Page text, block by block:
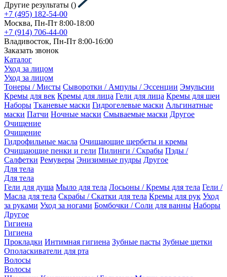
Другие результаты ()
+7 (495) 182-54-00
Москва, Пн-Пт 8:00-18:00
+7 (914) 706-44-00
Владивосток, Пн-Пт 8:00-16:00
Заказать звонок
Каталог
Уход за лицом
Уход за лицом
Тонеры / Мисты Сыворотки / Ампулы / Эссенции Эмульсии
Кремы для век Кремы для лица Гели для лица Кремы для шеи
Наборы Тканевые маски Гидрогелевые маски Альгинатные
маски Патчи Ночные маски Смываемые маски Другое
Очищение
Очищение
Гидрофильные масла Очищающие щербеты и кремы
Очищающие пенки и гели Пилинги / Скрабы Пэды /
Салфетки Ремуверы Энизимные пудры Другое
Для тела
Для тела
Гели для душа Мыло для тела Лосьоны / Кремы для тела Гели /
Масла для тела Скрабы / Скатки для тела Кремы для рук Уход
за руками Уход за ногами Бомбочки / Соли для ванны Наборы
Другое
Гигиена
Гигиена
Прокладки Интимная гигиена Зубные пасты Зубные щетки
Ополаскиватели для рта
Волосы
Волосы